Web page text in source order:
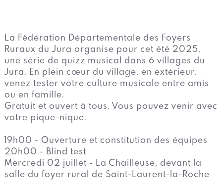
La Fédération Départementale des Foyers
Ruraux du Jura organise pour cet été 2025,
une série de quizz musical dans 6 villages du
Jura. En plein cœur du village, en extérieur,
venez tester votre culture musicale entre amis
ou en famille.
Gratuit et ouvert à tous. Vous pouvez venir avec
votre pique-nique.
19h00 - Ouverture et constitution des équipes
20h00 - Blind test
Mercredi 02 juillet - La Chailleuse, devant la
salle du foyer rural de Saint-Laurent-la-Roche